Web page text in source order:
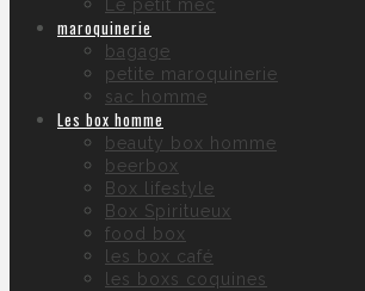
Le petit mec
maroquinerie
bagage
petite maroquinerie
sac homme
Les box homme
beauty box homme
beerbox
Box lifestyle
Box Spiritueux
food box
les box café
les boxs coquines